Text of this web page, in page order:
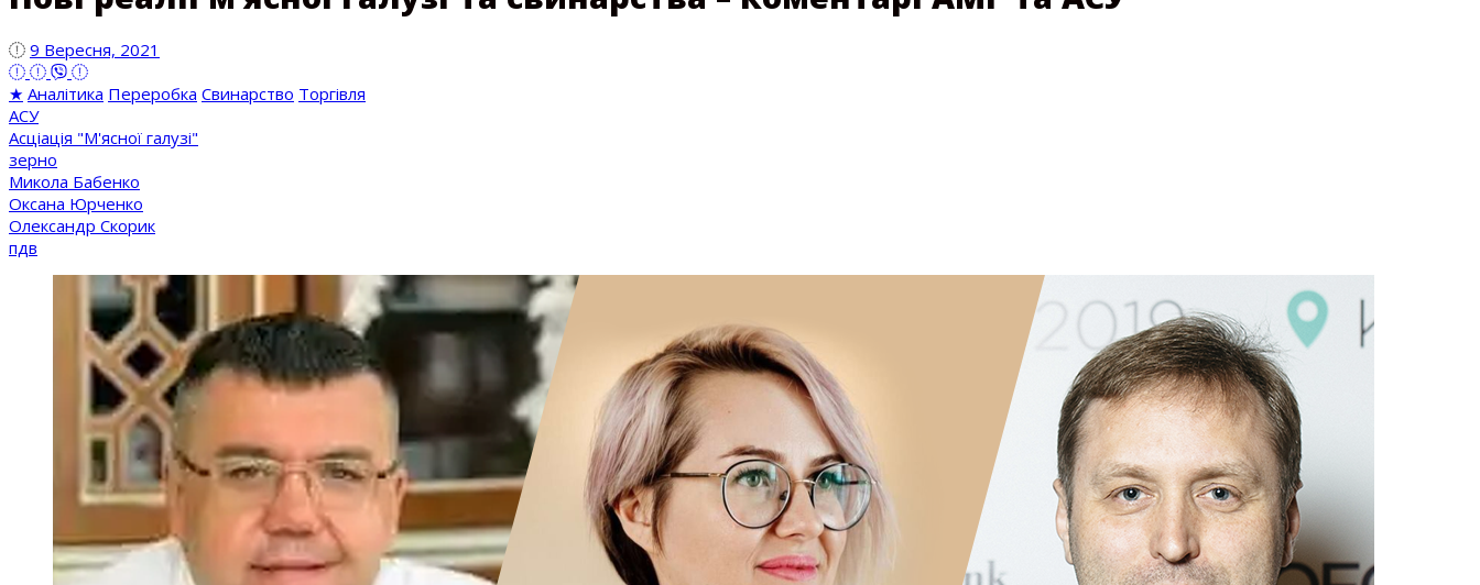
9 Вересня, 2021
★ Аналітика Переробка Свинарство Торгівля
АСУ
Асціація "М'ясної галузі"
зерно
Микола Бабенко
Оксана Юрченко
Олександр Скорик
пдв